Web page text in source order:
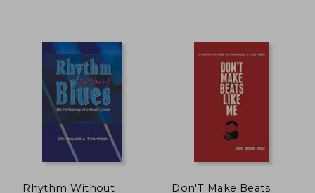
Rhythm Without
Don'T Make Beats